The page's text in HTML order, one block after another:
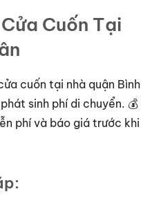
Cuốn Tại
cuốn tại nhà quận Bình
sinh phí di chuyển. 💰
phí và báo giá trước khi